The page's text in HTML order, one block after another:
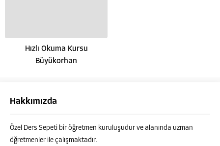
Hızlı Okuma Kursu
Büyükorhan
Hakkımızda
Özel Ders Sepeti bir öğretmen kuruluşudur ve alanında uzman
öğretmenler ile çalışmaktadır.